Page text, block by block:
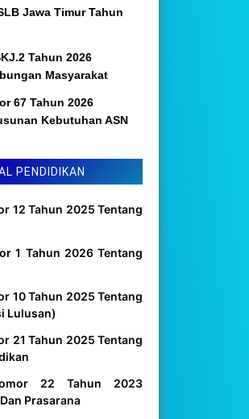
Jawa Timur Tahun
Tahun 2026
Masyarakat
67 Tahun 2026
Kebutuhan ASN
PENDIDIKAN
12 Tahun 2025 Tentang
1 Tahun 2026 Tentang
10 Tahun 2025 Tentang
Lulusan)
21 Tahun 2025 Tentang
22 Tahun 2023
Prasarana